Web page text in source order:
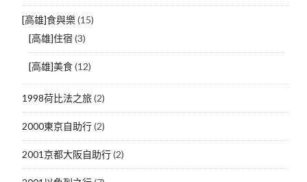
[高雄]食與樂(15)
[高雄]住宿 (3)
[高雄]美食(12)
1998荷比法之旅(2)
2000東京自助行(2)
2001京都大阪自助行(2)